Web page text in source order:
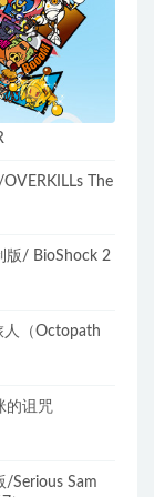
The
版/ BioShock 2
人（Octopath
的诅咒
/Serious Sam